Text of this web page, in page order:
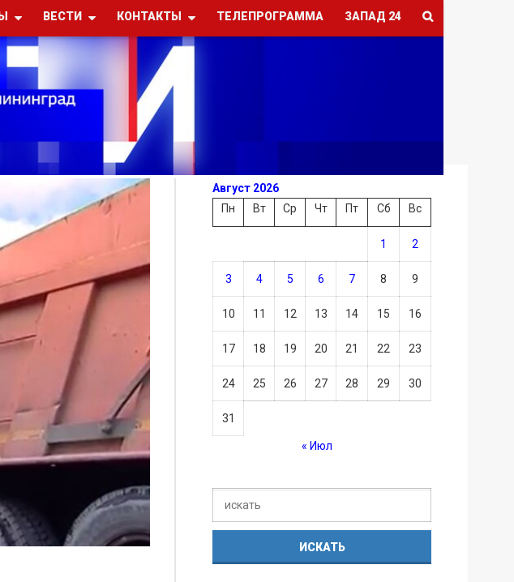
ВЕСТИ КОНТАКТЫ ТЕЛЕПРОГРАММА ЗАПАД 24
Август 2026
Пн
Вт Ср Чт Пт Сб Вс
1 2
3 4 5 6 7 8 9
10 11 12 13 14 15 16
17 18 19 20 21 22 23
24 25 26 27 28 29 30
31
« Июл